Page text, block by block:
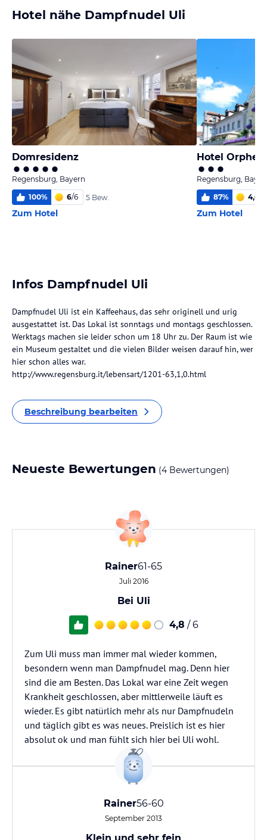
Hotel nähe Dampfnudel Uli
Domresidenz
Regensburg, Bayern
100% 6/6 5 Bew.
Zum Hotel
Hotel Orphee
Regensburg,
87% 4,6
Zum Hotel
Infos Dampfnudel Uli
Dampfnudel Uli ist ein Kaffeehaus, das sehr originell und urig
ausgestattet ist. Das Lokal ist sonntags und montags geschlossen.
Werktags machen sie leider schon um 18 Uhr zu. Der Raum ist wie
ein Museum gestaltet und die vielen Bilder weisen darauf hin, wer
hier schon alles war.
http://www.regensburg.it/lebensart/1201-63,1,0.html
Beschreibung bearbeiten
Neueste Bewertungen (4 Bewertungen)
Rainer61-65
Juli 2016
Bei Uli
4,8 / 6
Zum Uli muss man immer mal wieder kommen,
besondern wenn man Dampfnudel mag. Denn hier
sind die am Besten. Das Lokal war eine Zeit wegen
Krankheit geschlossen, aber mittlerweile läuft es
wieder. Es gibt natürlich mehr als nur Dampfnudeln
und täglich gibt es was neues. Preislich ist es hier
absolut ok und man fühlt sich hier bei Uli wohl.
Rainer56-60
September 2013